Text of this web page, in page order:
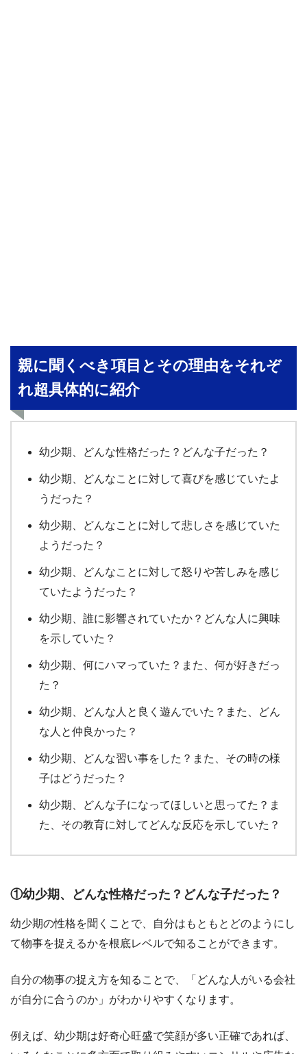
親に聞くべき項目とその理由をそれぞ
れ超具体的に紹介
幼少期、どんな性格だった？どんな子だった？
幼少期、どんなことに対して喜びを感じていたよ
うだった？
幼少期、どんなことに対して悲しさを感じていた
ようだった？
幼少期、どんなことに対して怒りや苦しみを感じ
ていたようだった？
幼少期、誰に影響されていたか？どんな人に興味
を示していた？
幼少期、何にハマっていた？また、何が好きだっ
た？
幼少期、どんな人と良く遊んでいた？また、どん
な人と仲良かった？
幼少期、どんな習い事をした？また、その時の様
子はどうだった？
幼少期、どんな子になってほしいと思ってた？ま
た、その教育に対してどんな反応を示していた？
①幼少期、どんな性格だった？どんな子だった？
幼少期の性格を聞くことで、自分はもともとどのようにし
て物事を捉えるかを根底レベルで知ることができます。
自分の物事の捉え方を知ることで、「どんな人がいる会社
が自分に合うのか」がわかりやすくなります。
例えば、幼少期は好奇心旺盛で笑顔が多い正確であれば、